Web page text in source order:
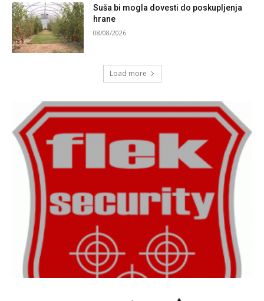
Suša bi mogla dovesti do poskupljenja
hrane
08/08/2026
Load more